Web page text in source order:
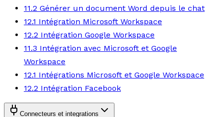
11.2 Générer un document Word depuis le chat
12.1 Intégration Microsoft Workspace
12.2 Intégration Google Workspace
11.3 Intégration avec Microsoft et Google
Workspace
12.1 Intégrations Microsoft et Google Workspace
12.2 Intégration Facebook
Connecteurs et integrations